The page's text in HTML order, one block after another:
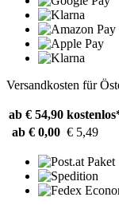
Versandkosten für
ab € 54,90
ab € 0,00 € 5,49